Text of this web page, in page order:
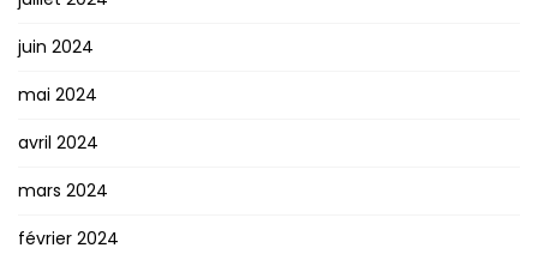
juin 2024
mai 2024
avril 2024
mars 2024
février 2024